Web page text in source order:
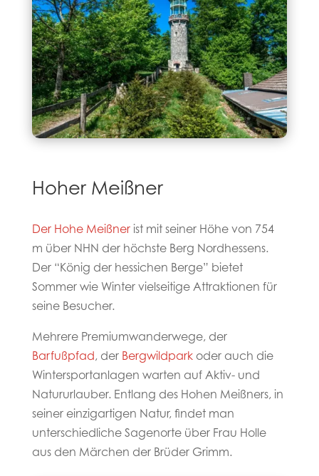
Hoher Meißner
Der Hohe Meißnerist mit seiner Höhe von 754
m über NHN der höchste Berg Nordhessens.
Der “König der hessichen Berge” bietet
Sommer wie Winter vielseitige Attraktionen für
seine Besucher.
Mehrere Premiumwanderwege, der
Barfußpfad, der Bergwildparkoder auch die
Wintersportanlagen warten auf Aktiv- und
Natururlauber. Entlang des Hohen Meißners, in
seiner einzigartigen Natur, findet man
unterschiedliche Sagenorte über Frau Holle
aus den Märchen der Brüder Grimm.